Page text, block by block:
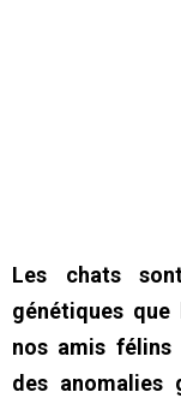
Les chats
génétiques
nos amis félins
des anomalies